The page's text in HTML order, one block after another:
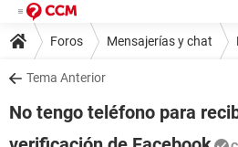
Foros Mensajerías y chat
Tema Anterior
No tengo teléfono para